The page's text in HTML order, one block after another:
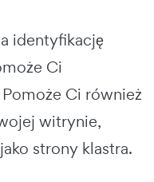
identyfikację
Ci
Ci również
witrynie,
strony klastra.